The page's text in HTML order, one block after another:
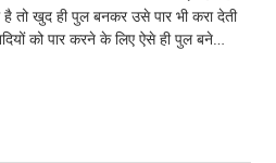
है तो खुद ही पुल बनकर उसे पार भी करा देती
को पार करने के लिए ऐसे ही पुल बने…